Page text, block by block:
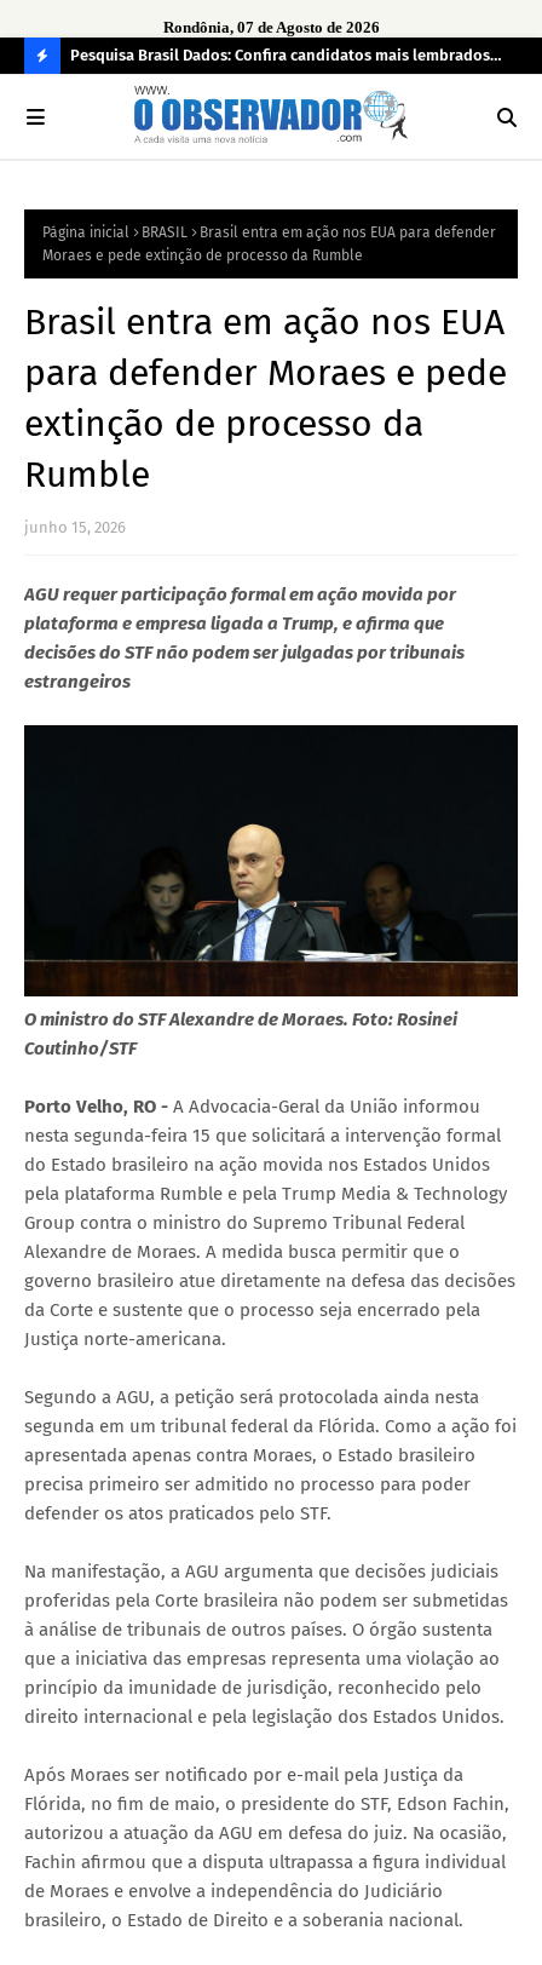
Rondônia, 07 de Agosto de 2026
O
R
Pesquisa Brasil Dados: Confira candidatos mais lembrados
pelo eleitorado de Rondônia para deputado estadual
Página inicial BRASIL
Brasil entra em ação nos EUA para defender
Moraes e pede extinção de processo da Rumble
Brasil entra em ação nos EUA
para defender Moraes e pede
extinção de processo da
Rumble
junho 15, 2026
AGU requer participação formal em ação movida por
plataforma e empresa ligada a Trump, e afirma que
decisões do STF não podem ser julgadas por tribunais
estrangeiros
O ministro do STF Alexandre de Moraes. Foto: Rosinei
Coutinho/STF
Porto Velho, RO - A Advocacia-Geral da União informou
nesta segunda-feira 15 que solicitará a intervenção formal
do Estado brasileiro na ação movida nos Estados Unidos
pela plataforma Rumble e pela Trump Media & Technology
Group contra o ministro do Supremo Tribunal Federal
Alexandre de Moraes. A medida busca permitir que o
governo brasileiro atue diretamente na defesa das decisões
da Corte e sustente que o processo seja encerrado pela
Justiça norte-americana.
Segundo a AGU, a petição será protocolada ainda nesta
segunda em um tribunal federal da Flórida. Como a ação foi
apresentada apenas contra Moraes, o Estado brasileiro
precisa primeiro ser admitido no processo para poder
defender os atos praticados pelo STF.
Na manifestação, a AGU argumenta que decisões judiciais
proferidas pela Corte brasileira não podem ser submetidas
à análise de tribunais de outros países. O órgão sustenta
que a iniciativa das empresas representa uma violação ao
princípio da imunidade de jurisdição, reconhecido pelo
direito internacional e pela legislação dos Estados Unidos.
Após Moraes ser notificado por e-mail pela Justiça da
Flórida, no fim de maio, o presidente do STF, Edson Fachin,
autorizou a atuação da AGU em defesa do juiz. Na ocasião,
Fachin afirmou que a disputa ultrapassa a figura individual
de Moraes e envolve a independência do Judiciário
brasileiro, o Estado de Direito e a soberania nacional.